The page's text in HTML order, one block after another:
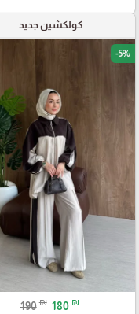
كولكشين جديد
-5%
190 ₪ 180 ₪